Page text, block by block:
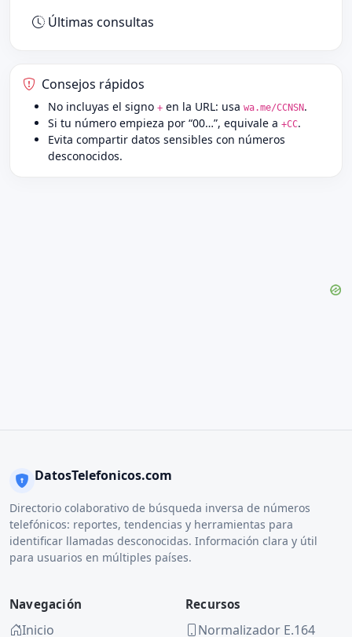
Últimas consultas
Consejos rápidos
No incluyas el signo + en la URL: usa wa.me/CCNSN.
Si tu número empieza por “00…”, equivale a +CC.
Evita compartir datos sensibles con números
desconocidos.
DatosTelefonicos.com
Directorio colaborativo de búsqueda inversa de números
telefónicos: reportes, tendencias y herramientas para
identificar llamadas desconocidas. Información clara y útil
para usuarios en múltiples países.
Navegación
Inicio
Recursos
Normalizador E.164